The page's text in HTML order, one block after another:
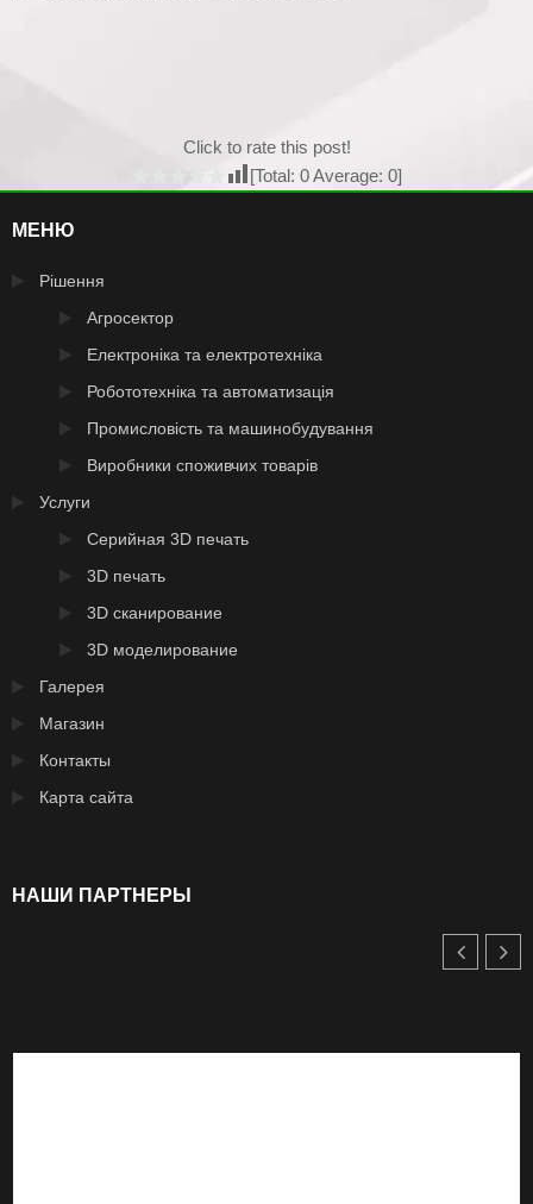
Click to rate this post!
[Total: 0Average: 0]
МЕНЮ
Рішення
Агросектор
Електроніка та електротехніка
Робототехніка та автоматизація
Промисловість та машинобудування
Виробники споживчих товарів
Услуги
Серийная 3D печать
3D печать
3D сканирование
3D моделирование
Галерея
Магазин
Контакты
Карта сайта
НАШИ ПАРТНЕРЫ